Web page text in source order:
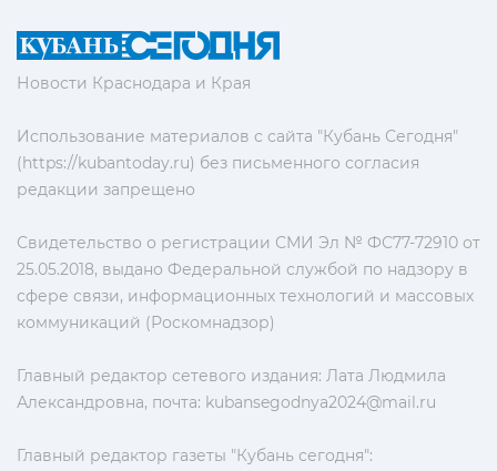
Новости Краснодара и Края
Использование материалов с сайта "Кубань Сегодня"
(https://kubantoday.ru) без письменного согласия
редакции запрещено
Свидетельство о регистрации СМИ Эл № ФС77-72910 от
25.05.2018, выдано Федеральной службой по надзору в
сфере связи, информационных технологий и массовых
коммуникаций (Роскомнадзор)
Главный редактор сетевого издания: Лата Людмила
Александровна, почта: kubansegodnya2024@mail.ru
Главный редактор газеты "Кубань сегодня":